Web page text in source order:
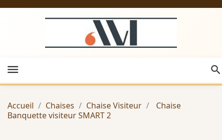
menu
Accueil Chaises Chaise Visiteur
Chaise
Banquette visiteur SMART 2